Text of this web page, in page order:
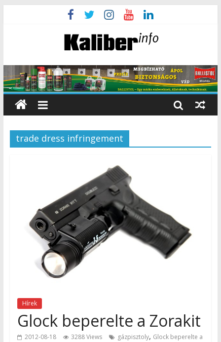
trade dress infringement
Hírek
Glock beperelte a Zorakit
2012-08-18 3288 Views gázpisztoly, Glock beperelte a